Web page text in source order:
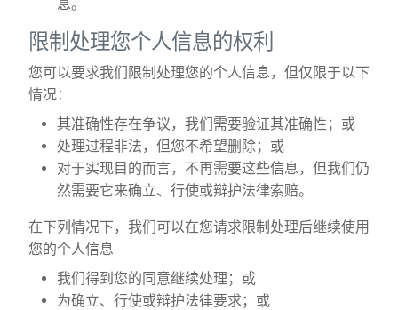
息。
限制处理您个人信息的权利
您可以要求我们限制处理您的个人信息，但仅限于以下
情况：
其准确性存在争议，我们需要验证其准确性；或
处理过程非法，但您不希望删除；或
对于实现目的而言，不再需要这些信息，但我们仍
然需要它来确立、行使或辩护法律索赔。
在下列情况下，我们可以在您请求限制处理后继续使用
您的个人信息:
我们得到您的同意继续处理；或
为确立、行使或辩护法律要求；或